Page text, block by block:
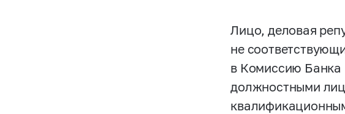
Лицо, деловая
не
в Комиссию Банка
должностными